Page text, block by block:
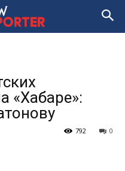
«Хабаре»:
0
792